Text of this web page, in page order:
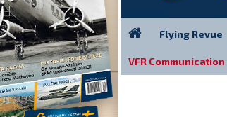
Flying Revue
VFR